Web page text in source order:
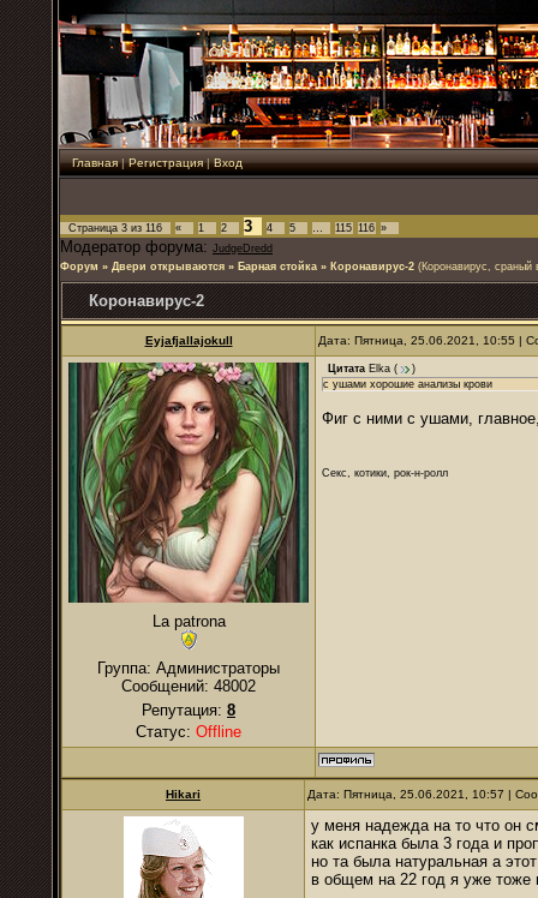
Главная|Регистрация|Вход
Страница 3 из 116 « 1 2 3 4 5 … 115 116 »
Модератор форума: JudgeDredd
Форум » Двери открываются » Барная стойка » Коронавирус-2 (Коронавирус,
Коронавирус-2
Eyjafjallajokull Дата: Пятница, 25.06.2021, 10:55 |
La patrona
Группа: Администраторы
Сообщений: 48002
Репутация: 8
Статус: Offline
Цитата Elka (
)
с ушами хорошие анализы крови
Фиг с ними с ушами,
Секс, котики, рок-н-ролл
Hikari Дата: Пятница, 25.06.2021, 10:57 |
у меня надежда на то что он
как испанка была 3 года и
но та была натуральная а
в общем на 22 год я уже тоже